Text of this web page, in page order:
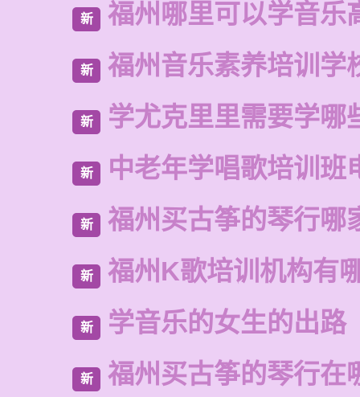
新 福州哪里可以学音乐
新 福州音乐素养培训学
新 学尤克里里需要学哪
新 中老年学唱歌培训班
新 福州买古筝的琴行哪
新 福州K歌培训机构有
新 学音乐的女生的出路
新 福州买古筝的琴行在